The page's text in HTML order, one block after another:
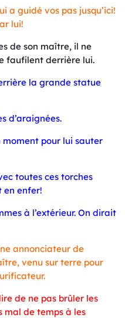
a guidé vos pas jusqu’ici!
lui!
de son maître, il ne
faufilent derrière lui.
la grande statue
d’araignées.
pour lui sauter
toutes ces torches
en enfer!
à l’extérieur. On dirait
annonciateur de
venu sur terre pour
de ne pas brûler les
mal de temps à les